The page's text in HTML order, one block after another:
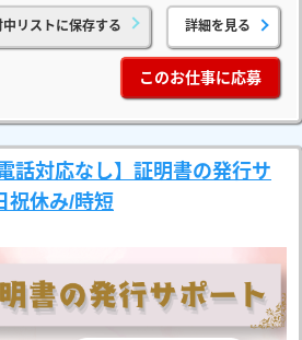
中リストに保存する 詳細を見る
このお仕事に応募
話対応なし】証明書の発行サ
祝休み/時短